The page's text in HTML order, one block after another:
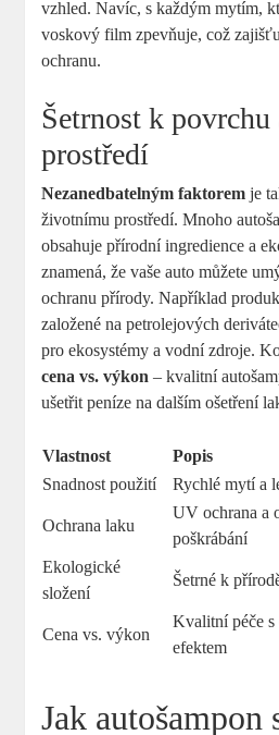
vzhled. Navíc, s každým mytím,
voskový film zpevňuje, což
ochranu.
Šetrnost k
prostředí
Nezanedbatelným faktorem je
životnímu prostředí. Mnoho
obsahuje přírodní ingredience a
znamená, že vaše auto můžete
ochranu přírody. Například
založené na petrolejových
pro ekosystémy a vodní zdroje.
cena vs. výkon – kvalitní
ušetřit peníze na dalším ošetření
Vlastnost
Popis
Snadnost použití
Rychlé mytí a
Ochrana laku
UV ochrana a
poškrábání
Ekologické
složení
Šetrné k
Cena vs. výkon
Kvalitní péče
efektem
Jak autošampon